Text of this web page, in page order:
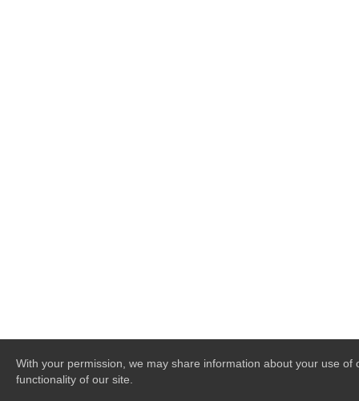
With your permission, we may share information about your use of
functionality of our site.